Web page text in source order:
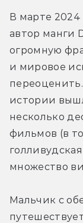
В марте
автор манги
огромную
и мировое
истории
несколько
фильмов (в
множество
Мальчик с